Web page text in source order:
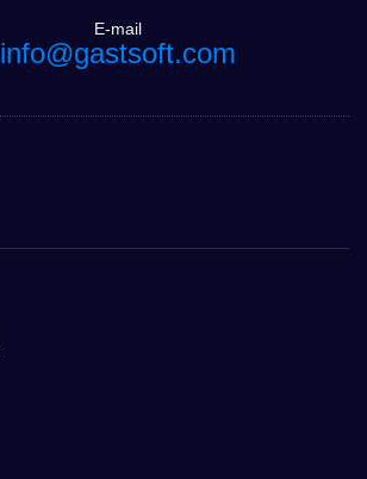
E-mail
info@gastsoft.com